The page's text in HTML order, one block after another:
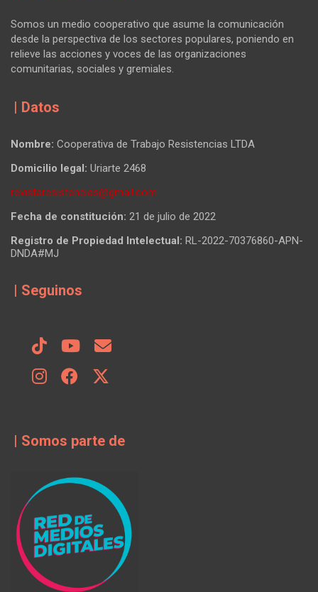
Somos un medio cooperativo que asume la comunicación
desde la perspectiva de los sectores populares, poniendo en
relieve las acciones y voces de las organizaciones
comunitarias, sociales y gremiales.
| Datos
Nombre: Cooperativa de Trabajo Resistencias LTDA
Domicilio legal: Uriarte 2468
revistaresistencias@gmail.com
Fecha de constitución: 21 de julio de 2022
Registro de Propiedad Intelectual: RL-2022-70376860-APN-
DNDA#MJ
| Seguinos
| Somos parte de